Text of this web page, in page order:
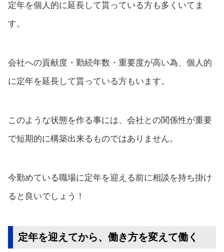
定年を個人的に延長して貰っている方も多くいてま
す。
会社への貢献度・勤続年数・重要度が高い為、個人的
に定年を延長して貰っている方もいます。
このような状態を作る事には、会社との関係性が重要
で短期的に構築出来るものではありません。
今勤めている職場に定年を迎える前に相談を持ち掛け
ると良いでしょう！
定年を迎えてから、働き方を変えて働く